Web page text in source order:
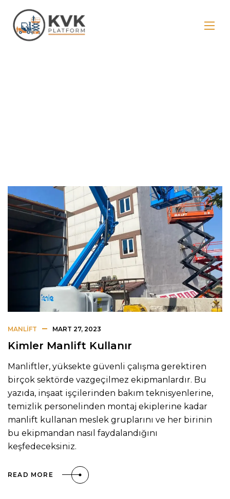
MANLIFT MART 27, 2023
Kimler Manlift Kullanır
Manliftler, yüksekte güvenli çalışma gerektiren
birçok sektörde vazgeçilmez ekipmanlardır. Bu
yazıda, inşaat işçilerinden bakım teknisyenlerine,
temizlik personelinden montaj ekiplerine kadar
manlift kullanan meslek gruplarını ve her birinin
bu ekipmandan nasıl faydalandığını
keşfedeceksiniz.
READ MORE